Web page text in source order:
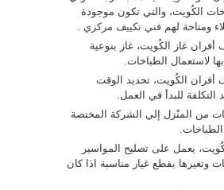
الكُويت، والتي تكون موجودة
ومتاحة لهم فني تكييف مركزي
غاز الكُويت، غاز بنوعية
لاستعمال الطباخات.
أفران الكُويت، تحديد الوقت
التكلفة للبدأ في العمل.
من المنْزل إلي الشركة المختصة
يعمل على تصليح المواسير
وتغيرها بقطع غيار مناسبة اذا كان